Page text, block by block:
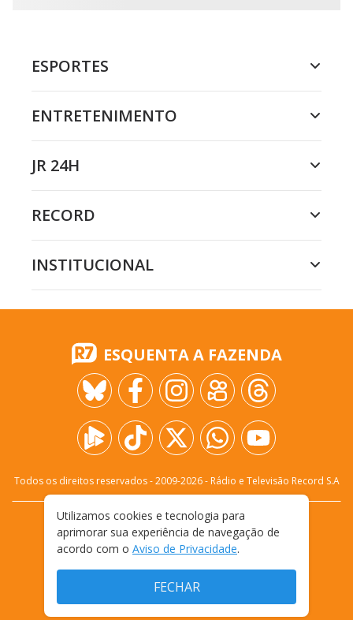
ESPORTES
ENTRETENIMENTO
JR 24H
RECORD
INSTITUCIONAL
ESQUENTA A FAZENDA
Todos os direitos reservados - 2009-2026- Rádio e Televisão Record S.A
FALE CONOSCO
PRIVACIDADE
TERMOS E CONDIÇÕES DE USO
Utilizamos cookies e tecnologia para
aprimorar sua experiência de navegação de
acordo com o Aviso de Privacidade.
FECHAR